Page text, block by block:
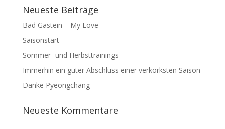
Neueste Beiträge
Bad Gastein – My Love
Saisonstart
Sommer- und Herbsttrainings
Immerhin ein guter Abschluss einer verkorksten Saison
Danke Pyeongchang
Neueste Kommentare